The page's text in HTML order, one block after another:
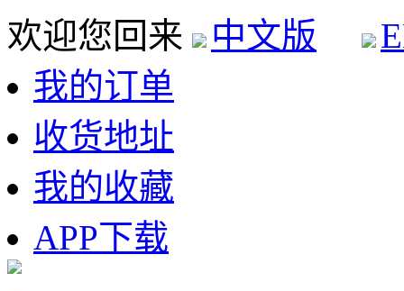
欢迎您回来 中文版
我的订单
收货地址
我的收藏
APP下载